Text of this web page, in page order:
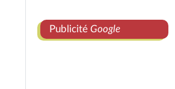
Publicité Google